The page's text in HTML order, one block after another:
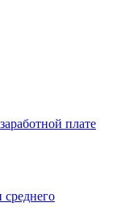
плате
среднего